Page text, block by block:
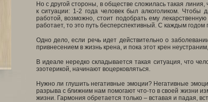
Но с другой стороны, в обществе сложилась такая
к ситуации: 1-2 года человек был алкоголиком. Чтобы
работой, возможно, стоит подобрать ему
работает, то это путь бесперспективный. С каждым
Одно дело, если речь идет действительно о
привнесением в жизнь крена, и пока этот крен
В идеале нередко складывается такая ситуация, что
эзотерикой, начинают воцерковляться.
Нужно ли глушить негативные эмоции? Негативные
разрыва с ближним нам помогают что-то в своей жизни
жизни. Гармония обретается только – вставая и падая,